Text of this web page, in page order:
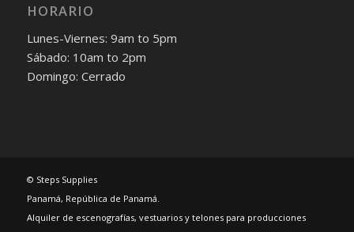
HORARIO
Lunes-Viernes: 9am to 5pm
Sábado: 10am to 2pm
Domingo: Cerrado
© Steps Supplies
Panamá, República de Panamá.
Alquiler de escenografías, vestuarios y telones para producciones